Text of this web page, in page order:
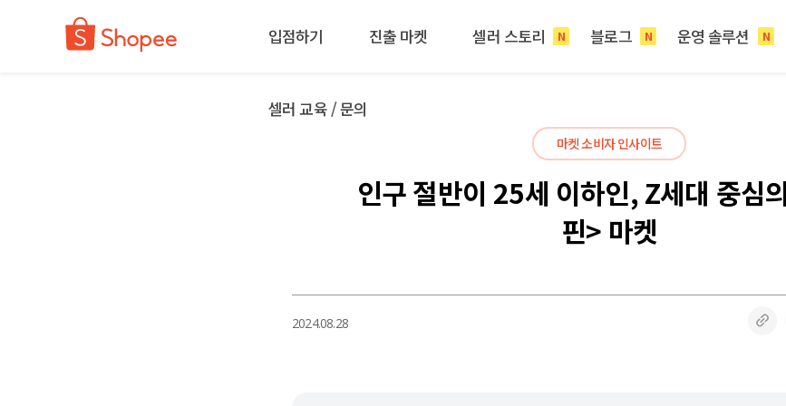
입점하기 진출 마켓 셀러 스토리 N 블로그 N 운영 솔루션 N
셀러 교육 / 문의
마켓 소비자 인사이트
인구 절반이 25세 이하인, Z세대 중심
핀> 마켓
2024.08.28